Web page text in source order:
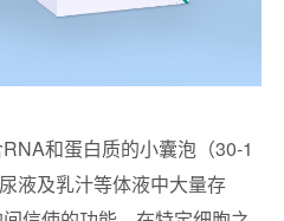
和蛋白质的小囊泡（30-1
液及乳汁等体液中大量存